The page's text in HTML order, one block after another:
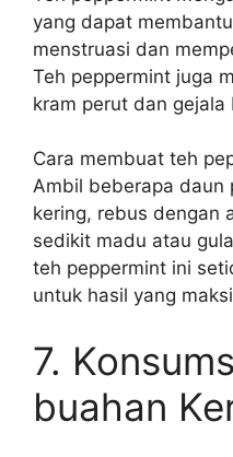
yang dapat
menstruasi dan
Teh peppermint juga
kram perut dan gejala
Cara membuat teh
Ambil beberapa daun
kering, rebus dengan
sedikit madu atau
teh peppermint ini
untuk hasil yang
7.
buahan